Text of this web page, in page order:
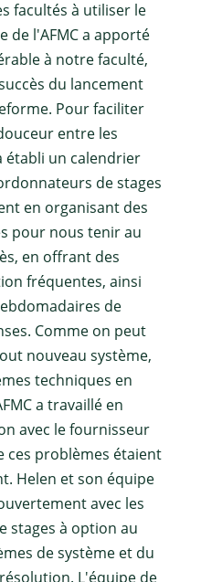
facultés à utiliser le
de l'AFMC a apporté
à notre faculté,
du lancement
Pour faciliter
entre les
établi un calendrier
de stages
en organisant des
pour nous tenir au
en offrant des
fréquentes, ainsi
de
Comme on peut
nouveau système,
techniques en
a travaillé en
avec le fournisseur
ces problèmes étaient
Helen et son équipe
avec les
stages à option au
de système et du
L'équipe de